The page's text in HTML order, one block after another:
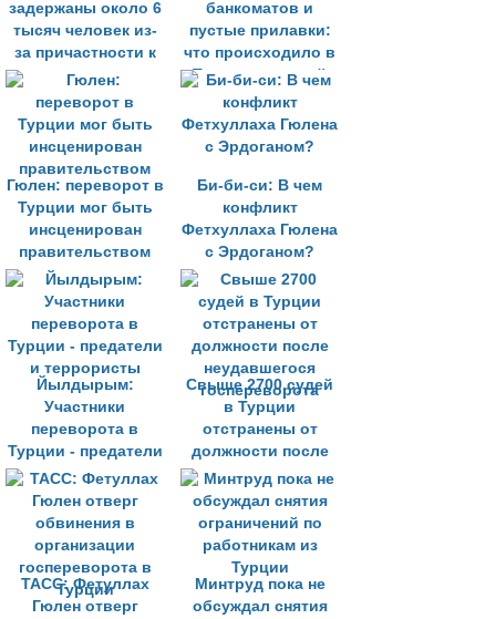
задержаны около 6
тысяч человек из-
за причастности к
перевороту
банкоматов и
пустые прилавки:
что происходило в
Турции прошлой
ночью
Гюлен: переворот в
Турции мог быть
инсценирован
правительством
Би-би-си: В чем
конфликт
Фетхуллаха Гюлена
с Эрдоганом?
Йылдырым:
Участники
переворота в
Турции - предатели
и террористы
Свыше 2700 судей
в Турции
отстранены от
должности после
неудавшегося
госпереворота
ТАСС: Фетуллах
Гюлен отверг
Минтруд пока не
обсуждал снятия